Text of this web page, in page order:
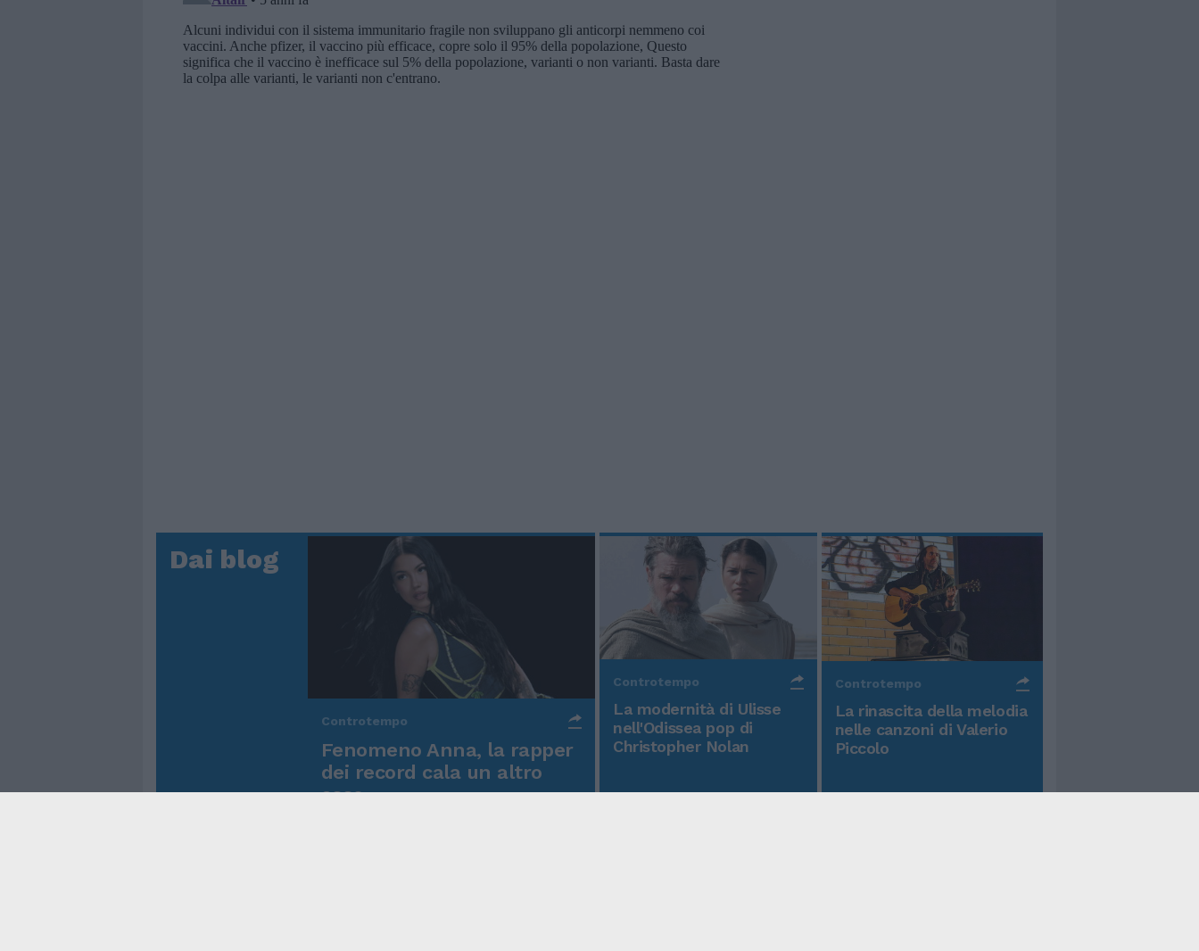
Dai blog
Controtempo
Fenomeno Anna, la rapper
dei record cala un altro
asso
Controtempo
La modernità di Ulisse
nell'Odissea pop di
Christopher Nolan
Controtempo
La rinascita della melodia
nelle canzoni di Valerio
Piccolo